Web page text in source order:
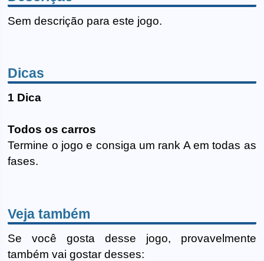
Sem descrição para este jogo.
Dicas
1 Dica
Todos os carros
Termine o jogo e consiga um rank A em todas as
fases.
Veja também
Se você gosta desse jogo, provavelmente
também vai gostar desses: